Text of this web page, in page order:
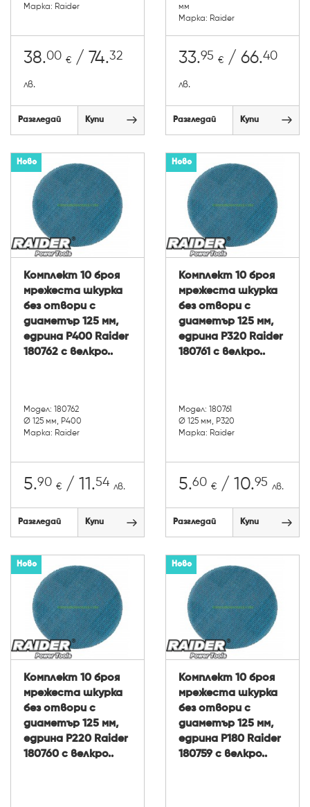
Марка: Raider
38.00 € / 74.32
лв.
Разгледай Купи
мм
Марка: Raider
33.95 € / 66.40
лв.
Разгледай Купи
Ново
Комплект 10 броя
мрежеста шкурка
без отвори с
диаметър 125 мм,
едрина P400 Raider
180762 с велкро..
Модел: 180762
Ø 125 мм, P400
Марка: Raider
5.90 € / 11.54 лв.
Разгледай Купи
Ново
Комплект 10 броя
мрежеста шкурка
без отвори с
диаметър 125 мм,
едрина P320 Raider
180761 с велкро..
Модел: 180761
Ø 125 мм, P320
Марка: Raider
5.60 € / 10.95 лв.
Разгледай Купи
Ново
Комплект 10 броя
мрежеста шкурка
без отвори с
диаметър 125 мм,
едрина P220 Raider
180760 с велкро..
Ново
Комплект 10 броя
мрежеста шкурка
без отвори с
диаметър 125 мм,
едрина P180 Raider
180759 с велкро..